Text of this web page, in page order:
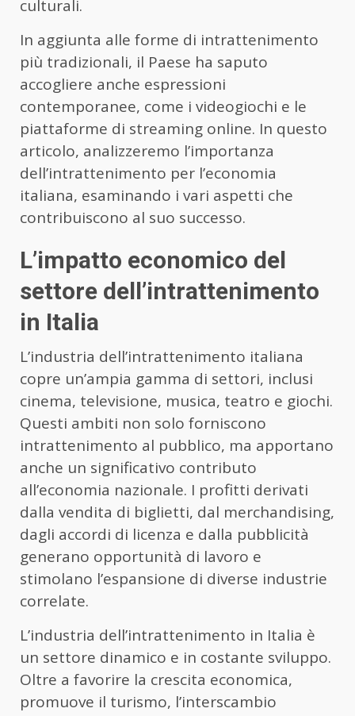
culturali.
In aggiunta alle forme di intrattenimento
più tradizionali, il Paese ha saputo
accogliere anche espressioni
contemporanee, come i videogiochi e le
piattaforme di streaming online. In questo
articolo, analizzeremo l’importanza
dell’intrattenimento per l’economia
italiana, esaminando i vari aspetti che
contribuiscono al suo successo.
L’impatto economico del
settore dell’intrattenimento
in Italia
L’industria dell’intrattenimento italiana
copre un’ampia gamma di settori, inclusi
cinema, televisione, musica, teatro e giochi.
Questi ambiti non solo forniscono
intrattenimento al pubblico, ma apportano
anche un significativo contributo
all’economia nazionale. I profitti derivati
dalla vendita di biglietti, dal merchandising,
dagli accordi di licenza e dalla pubblicità
generano opportunità di lavoro e
stimolano l’espansione di diverse industrie
correlate.
L’industria dell’intrattenimento in Italia è
un settore dinamico e in costante sviluppo.
Oltre a favorire la crescita economica,
promuove il turismo, l’interscambio